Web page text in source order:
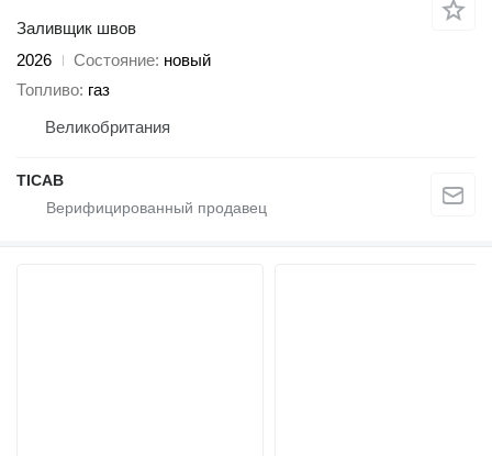
Заливщик швов
2026
Состояние новый
Топливо газ
Великобритания
TICAB